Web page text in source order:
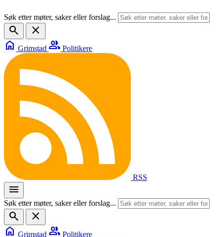
Søk etter møter, saker eller forslag...
search
close
home Grimstad group Politikere
RSS
menu
Søk etter møter, saker eller forslag...
search
close
home Grimstad group Politikere